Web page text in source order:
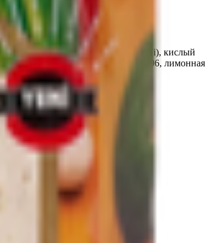
(бикарбонат натрия Е500 (i), кислый
(яблочная кислата Е296, лимонная